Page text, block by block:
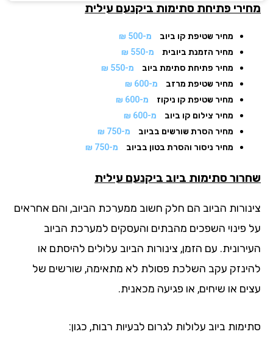
פתיחת סתימותביקנעם עילית
מחיר שטיפת קו ביוב
מ-500 ₪
מחיר הזמנת ביובית
מ-550 ₪
מחיר פתיחת סתימת ביוב
מ-550 ₪
מחיר שטיפת מרזב
מ-600 ₪
מחיר שטיפת קו ניקוז
מ-600 ₪
מחיר צילום קו ביוב
מ-600 ₪
מחיר הסרת שורשים בביוב
מ-750 ₪
מחיר ניסור והסרת בטון בביוב
מ-750 ₪
סתימות ביובביקנעם עילית
הביוב הם חלק חשוב ממערכת הביוב, והם אחראים
פינוי השפכים מהבתים והעסקים למערכת הביוב
עם הזמן, צינורות הביוב עלולים להיסתם או
עקב השלכת פסולת לא מתאימה, שורשים של
או שיחים, או פגיעה מכאנית.
ביוב עלולות לגרום לבעיות רבות, כגון: